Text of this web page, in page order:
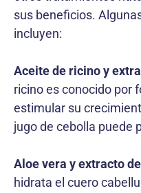
sus beneficios.
incluyen:
Aceite de ricino y
ricino es conocido por
estimular su
jugo de cebolla puede
Aloe vera y extracto
hidrata el cuero